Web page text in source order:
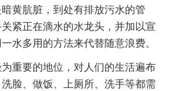
黄肮脏，到处有排放污水的管
紧正在滴水的水龙头，并加以宣
水多用的方法来代替随意浪费。
重要的地位，对人们的生活遍布
脸、做饭、上厕所、洗手等都需